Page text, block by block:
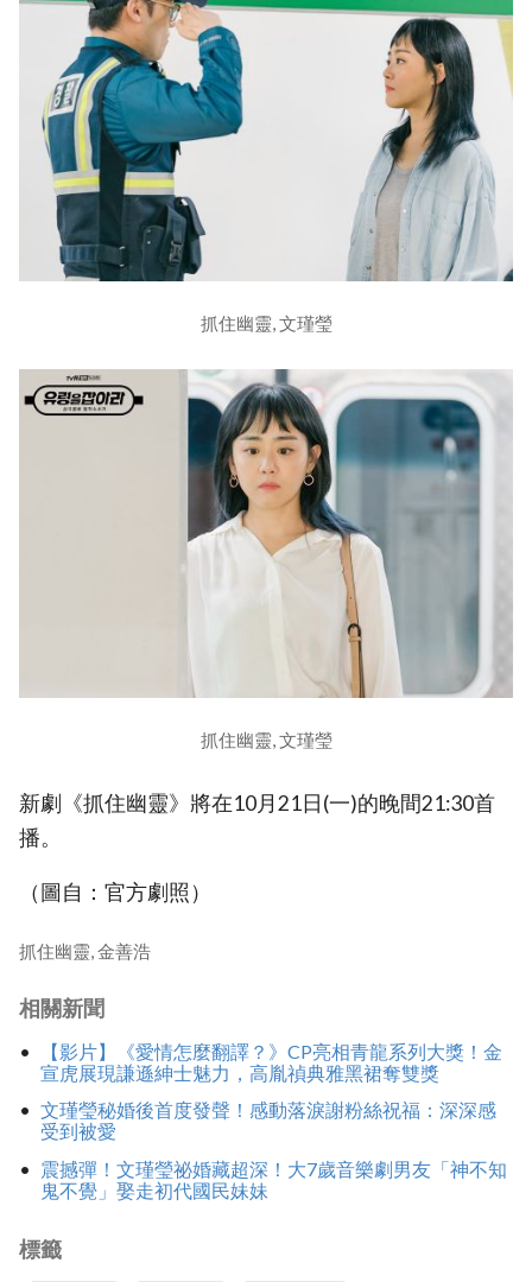
抓住幽靈, 文瑾瑩
抓住幽靈, 文瑾瑩
新劇《抓住幽靈》將在10月21日(一)的晚間21:30首
播。
（圖自：官方劇照）
抓住幽靈, 金善浩
相關新聞
【影片】《愛情怎麼翻譯？》CP亮相青龍系列大獎！金
宣虎展現謙遜紳士魅力，高胤禎典雅黑裙奪雙獎
文瑾瑩秘婚後首度發聲！感動落淚謝粉絲祝福：深深感
受到被愛
震撼彈！文瑾瑩祕婚藏超深！大7歲音樂劇男友「神不知
鬼不覺」娶走初代國民妹妹
標籤